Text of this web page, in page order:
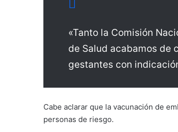
«Tanto la Comisión
de Salud acabamos de
gestantes con
Cabe aclarar que la vacunación de
personas de riesgo.